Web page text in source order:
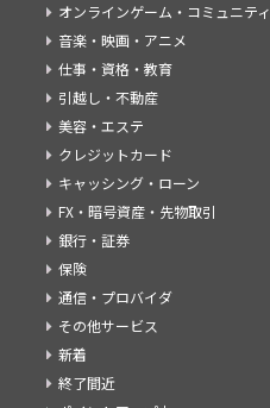
オンラインゲーム・コミュニティ
音楽・映画・アニメ
仕事・資格・教育
引越し・不動産
美容・エステ
クレジットカード
キャッシング・ローン
FX・暗号資産・先物取引
銀行・証券
保険
通信・プロバイダ
その他サービス
新着
終了間近